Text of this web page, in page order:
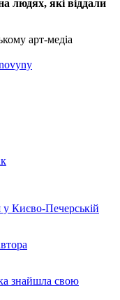
людях, які віддали
арт-медіа
у Києво-Печерській
знайшла свою